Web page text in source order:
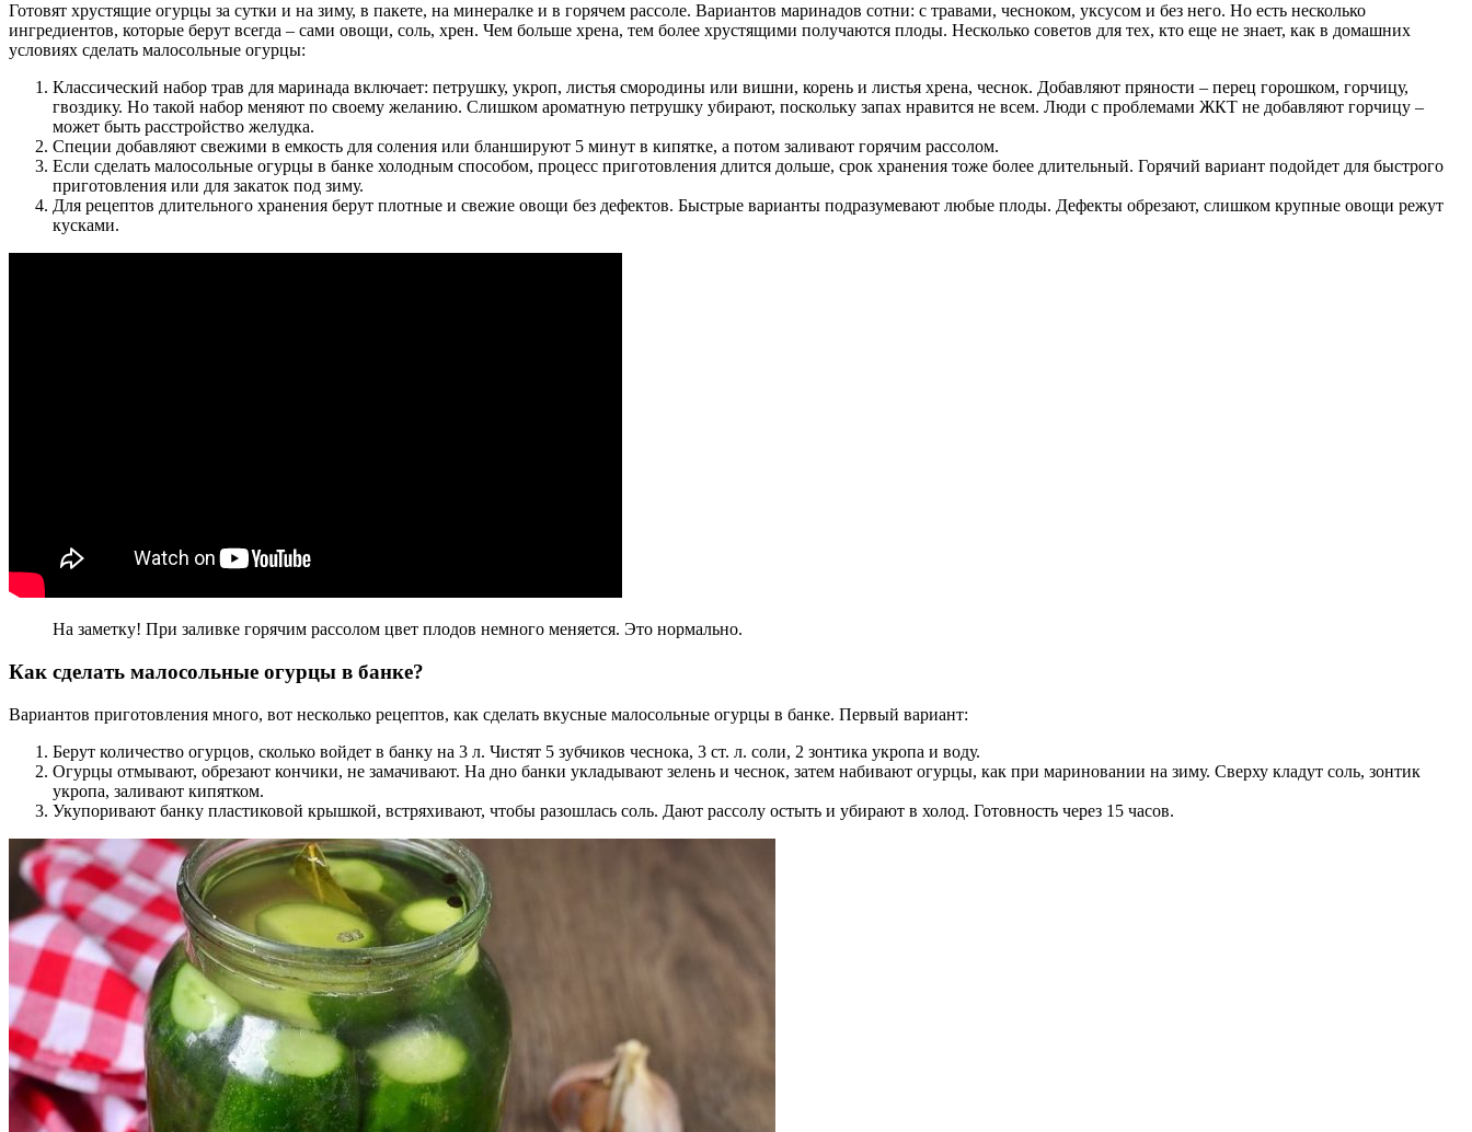
Готовят хрустящие огурцы за сутки и на зиму, в пакете, на минералке и в горячем рассоле. Вариантов маринадов сотни: с травами, чесноком, уксусом и без него. Но есть несколько
ингредиентов, которые берут всегда – сами овощи, соль, хрен. Чем больше хрена, тем более хрустящими получаются плоды. Несколько советов для тех, кто еще не знает, как в домашних
условиях сделать малосольные огурцы:
Классический набор трав для маринада включает: петрушку, укроп, листья смородины или вишни, корень и листья хрена, чеснок. Добавляют пряности – перец горошком, горчицу,
гвоздику. Но такой набор меняют по своему желанию. Слишком ароматную петрушку убирают, поскольку запах нравится не всем. Люди с проблемами ЖКТ не добавляют горчицу –
может быть расстройство желудка.
Специи добавляют свежими в емкость для соления или бланшируют 5 минут в кипятке, а потом заливают горячим рассолом.
Если сделать малосольные огурцы в банке холодным способом, процесс приготовления длится дольше, срок хранения тоже более длительный. Горячий вариант подойдет для быстрого
приготовления или для закаток под зиму.
Для рецептов длительного хранения берут плотные и свежие овощи без дефектов. Быстрые варианты подразумевают любые плоды. Дефекты обрезают, слишком крупные овощи режут
кусками.
На заметку! При заливке горячим рассолом цвет плодов немного меняется. Это нормально.
Как сделать малосольные огурцы в банке?
Вариантов приготовления много, вот несколько рецептов, как сделать вкусные малосольные огурцы в банке. Первый вариант:
Берут количество огурцов, сколько войдет в банку на 3 л. Чистят 5 зубчиков чеснока, 3 ст. л. соли, 2 зонтика укропа и воду.
Огурцы отмывают, обрезают кончики, не замачивают. На дно банки укладывают зелень и чеснок, затем набивают огурцы, как при мариновании на зиму. Сверху кладут соль, зонтик
укропа, заливают кипятком.
Укупоривают банку пластиковой крышкой, встряхивают, чтобы разошлась соль. Дают рассолу остыть и убирают в холод. Готовность через 15 часов.